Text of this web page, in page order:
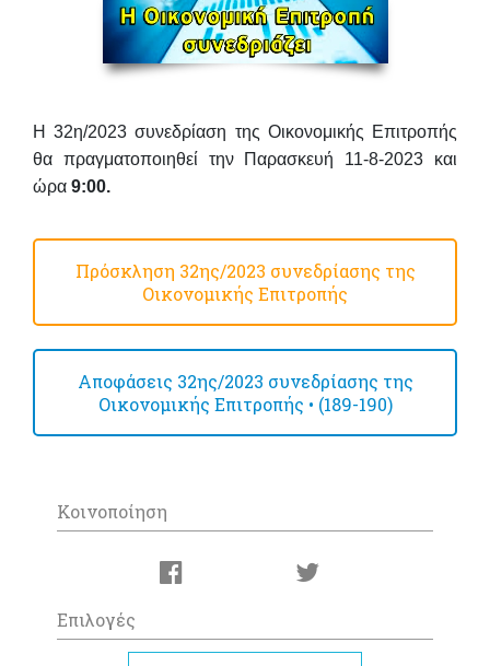
Η 32η/2023 συνεδρίαση της Οικονομικής Επιτροπής
θα πραγματοποιηθεί τηνΠαρασκευή 11-8-2023 και
ώρα 9:00.
Πρόσκληση 32ης/2023 συνεδρίασης της
Οικονομικής Επιτροπής
Αποφάσεις 32ης/2023 συνεδρίασης της
Οικονομικής Επιτροπής • (189-190)
Κοινοποίηση
Επιλογές